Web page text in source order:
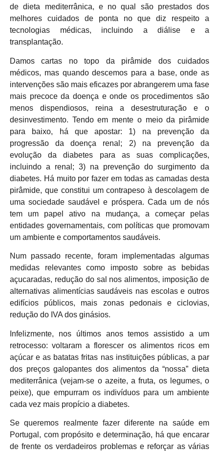
de dieta mediterrânica, e no qual são prestados dos
melhores cuidados de ponta no que diz respeito a
tecnologias médicas, incluindo a diálise e a
transplantação.
Damos cartas no topo da pirâmide dos cuidados
médicos, mas quando descemos para a base, onde as
intervenções são mais eficazes por abrangerem uma fase
mais precoce da doença e onde os procedimentos são
menos dispendiosos, reina a desestruturação e o
desinvestimento. Tendo em mente o meio da pirâmide
para baixo, há que apostar: 1) na prevenção da
progressão da doença renal; 2) na prevenção da
evolução da diabetes para as suas complicações,
incluindo a renal; 3) na prevenção do surgimento da
diabetes. Há muito por fazer em todas as camadas desta
pirâmide, que constitui um contrapeso à descolagem de
uma sociedade saudável e próspera. Cada um de nós
tem um papel ativo na mudança, a começar pelas
entidades governamentais, com políticas que promovam
um ambiente e comportamentos saudáveis.
Num passado recente, foram implementadas algumas
medidas relevantes como imposto sobre as bebidas
açucaradas, redução do sal nos alimentos, imposição de
alternativas alimentícias saudáveis nas escolas e outros
edifícios públicos, mais zonas pedonais e ciclovias,
redução do IVA dos ginásios.
Infelizmente, nos últimos anos temos assistido a um
retrocesso: voltaram a florescer os alimentos ricos em
açúcar e as batatas fritas nas instituições públicas, a par
dos preços galopantes dos alimentos da “nossa” dieta
mediterrânica (vejam-se o azeite, a fruta, os legumes, o
peixe), que empurram os indivíduos para um ambiente
cada vez mais propício a diabetes.
Se queremos realmente fazer diferente na saúde em
Portugal, com propósito e determinação, há que encarar
de frente os verdadeiros problemas e reforçar as várias